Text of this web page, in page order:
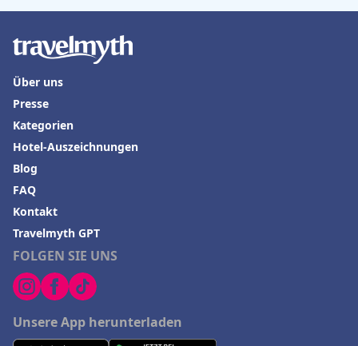
FOLGEN SIE UNS
Unsere App herunterladen
Über uns
Presse
Kategorien
Hotel-Auszeichnungen
Blog
FAQ
Kontakt
Travelmyth GPT